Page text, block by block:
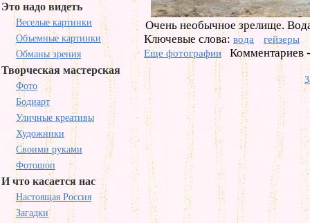
Это надо видеть
Веселые картинки
Объемные картинки
Обманы зрения
Творческая мастерская
Фото
Бодиарт
Уличные креативы
Художники
Своими руками
Фотошоп
И что касается нас
Настоящая Россия
Загадки
Очень необычное зрелище.
Ключевые слова: вода
гейзеры
Еще фотографии
Комментариев